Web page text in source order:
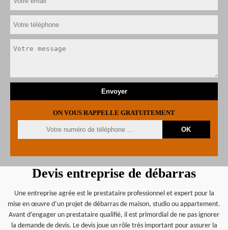
ON VOUS RAPPELLE GRATUITEMENT
Devis entreprise de débarras
Une entreprise agrée est le prestataire professionnel et expert pour la
mise en œuvre d’un projet de débarras de maison, studio ou appartement.
Avant d’engager un prestataire qualifié, il est primordial de ne pas ignorer
la demande de devis. Le devis joue un rôle très important pour assurer la